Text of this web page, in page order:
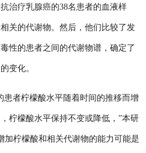
疗乳腺癌的38名患者的血液样
关的代谢物。然后，他们比较了发
性的患者之间的代谢物谱，确定了
变化。
者柠檬酸水平随着时间的推移而增
柠檬酸水平保持不变或降低，”本研
加柠檬酸和相关代谢物的能力可能是